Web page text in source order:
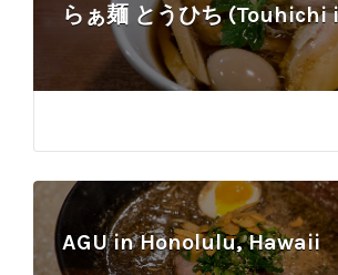
らぁ麺 とうひち (Touhichi
AGU in Honolulu, Hawaii